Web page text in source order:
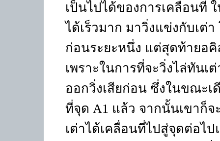
เป็นไปได้ของการเคลื่อนที่
ได้เร็วมาก มาวิ่งแข่งกับเต่
ก่อนระยะหนึ่ง แต่สุดท้ายอคิ
เพราะในการที่จะวิ่งไล่ทันเ
ออกวิ่งเสียก่อน ซึ่งในขณะ
ที่จุด A1 แล้ว จากนั้นเขาก็
เต่าได้เคลื่อนที่ไปสู่จุดต่อไ